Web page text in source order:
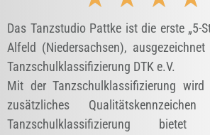
Das Tanzstudio Pattke ist die erste „5-
Alfeld (Niedersachsen),
Tanzschulklassifizierung DTK e.V.
Mit der Tanzschulklassifizierung
zusätzliches
Tanzschulklassifizierung